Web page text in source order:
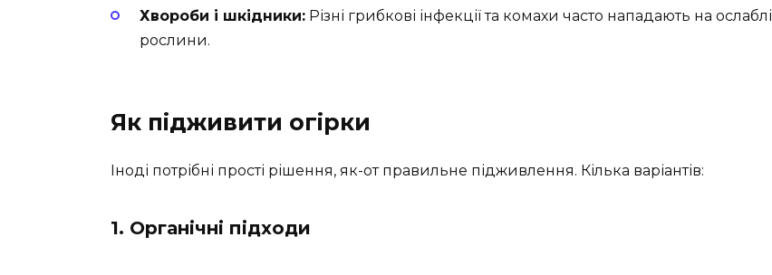
Хвороби і шкідники: Різні грибкові інфекції та комахи часто нападають на ослаблі
рослини.
Як підживити огірки
Іноді потрібні прості рішення, як-от правильне підживлення. Кілька варіантів:
1. Органічні підходи